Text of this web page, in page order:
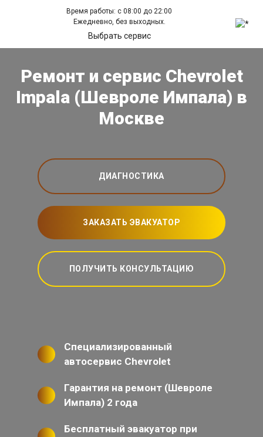
Время работы: с 08:00 до 22:00
Ежедневно, без выходных.
Выбрать сервис
Ремонт и сервис Chevrolet
Impala (Шевроле Импала) в
Москве
ДИАГНОСТИКА
ЗАКАЗАТЬ ЭВАКУАТОР
ПОЛУЧИТЬ КОНСУЛЬТАЦИЮ
Специализированный
автосервис Chevrolet
Гарантия на ремонт (Шевроле
Импала) 2 года
Бесплатный эвакуатор при